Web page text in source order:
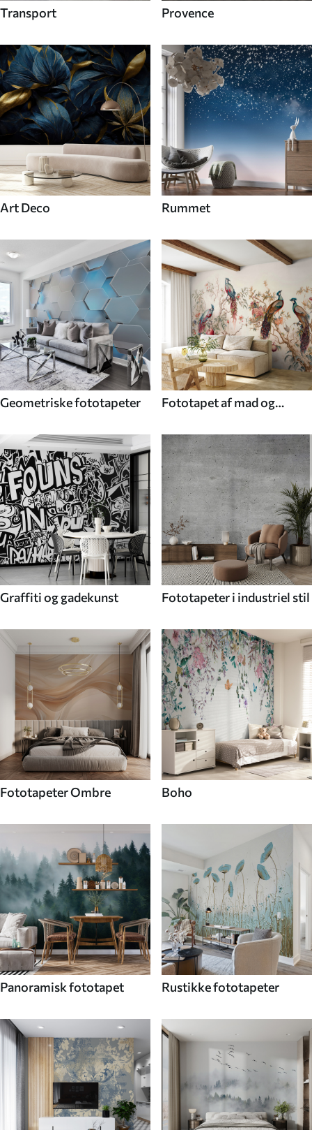
Transport Provence
Art Deco Rummet
Geometriske fototapeter
Fototapet af mad og
Graffiti og gadekunst Fototapeter i industriel stil
Fototapeter Ombre Boho
Panoramisk fototapet Rustikke fototapeter